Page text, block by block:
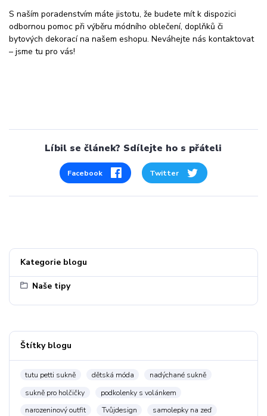
Kategorie blogu
Naše tipy
Štítky blogu
tutu petti sukně dětská móda
nadýchané sukně
sukně pro holčičky
podkolenky s volánkem
narozeninový outfit
Tvůjdesign samolepky na zeď
S naším poradenstvím máte jistotu, že budete mít k dispozici
odbornou pomoc při výběru módního oblečení, doplňků či
bytových dekorací na našem eshopu. Neváhejte nás kontaktovat
– jsme tu pro vás!
Líbil se článek? Sdílejte ho s přáteli
Facebook Twitter